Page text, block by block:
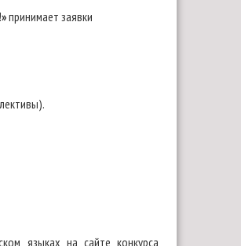
принимает заявки
языках на сайте конкурса